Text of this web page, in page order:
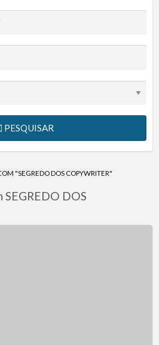
PESQUISAR
"SEGREDO DOS COPYWRITER"
DOS